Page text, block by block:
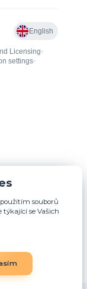
souborů
se Vašich